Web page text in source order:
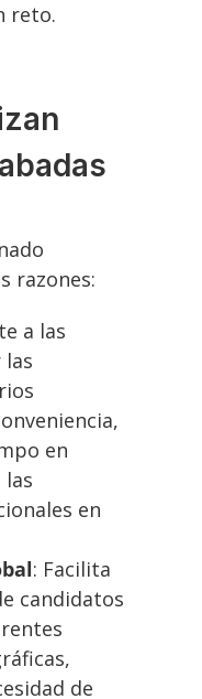
reto.
razones:
a las
las
en
las
en
: Facilita
candidatos
de